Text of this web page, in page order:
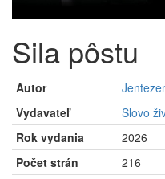
Sila pôstu
Autor
Vydavateľ
Slovo
Rok vydania
2026
Počet strán
216